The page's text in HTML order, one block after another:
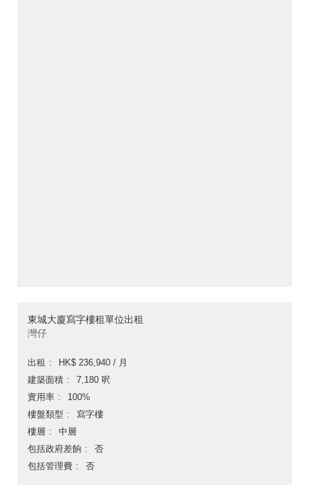
東城大廈寫字樓租單位出租
灣仔
出租
HK$ 236,940 / 月
建築面積
7,180 呎
實用率
100%
樓盤類型
寫字樓
樓層
中層
包括政府差餉
否
包括管理費
否